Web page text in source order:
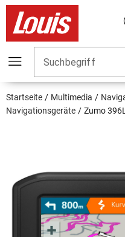
Suchbegriff
Startseite Multimedia
Navigationsgeräte
Zumo